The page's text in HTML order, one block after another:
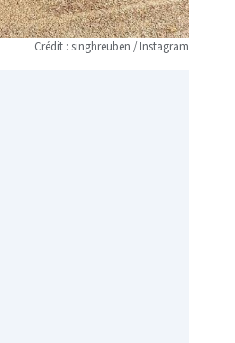
Crédit : singhreuben / Instagram